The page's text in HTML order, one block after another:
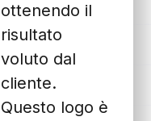
ottenendo il
risultato
voluto dal
cliente.
Questo logo è